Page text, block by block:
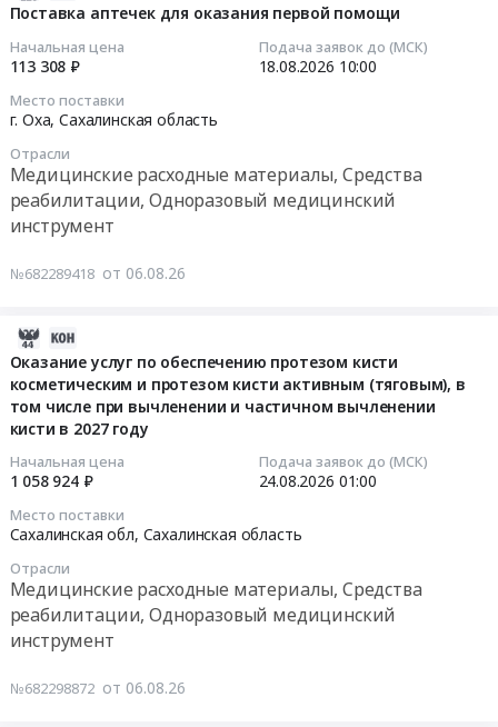
Поставка аптечек для оказания первой помощи
Начальная цена
113 308 ₽
Подача заявок до (МСК)
18.08.2026 10:00
Место поставки
г. Оха,Сахалинская область
Отрасли
Медицинские расходные материалы, Средства
реабилитации, Одноразовый медицинский
инструмент
№682289418 от 06.08.26
Оказание услуг по обеспечению протезом кисти
косметическим и протезом кисти активным (тяговым), в
том числе при вычленении и частичном вычленении
кисти в 2027 году
Начальная цена
1 058 924 ₽
Подача заявок до (МСК)
24.08.2026 01:00
Место поставки
Сахалинская обл, Сахалинская область
Отрасли
Медицинские расходные материалы, Средства
реабилитации, Одноразовый медицинский
инструмент
№682298872 от 06.08.26